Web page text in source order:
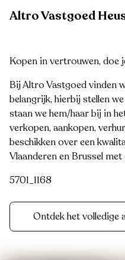
Altro Vastgoed
Kopen in vertrouwen, doe
Bij Altro Vastgoed vinden
belangrijk, hierbij stellen
staan we hem/haar bij in
verkopen, aankopen,
beschikken over een
Vlaanderen en Brussel
5701_1168
Ontdek het volledige